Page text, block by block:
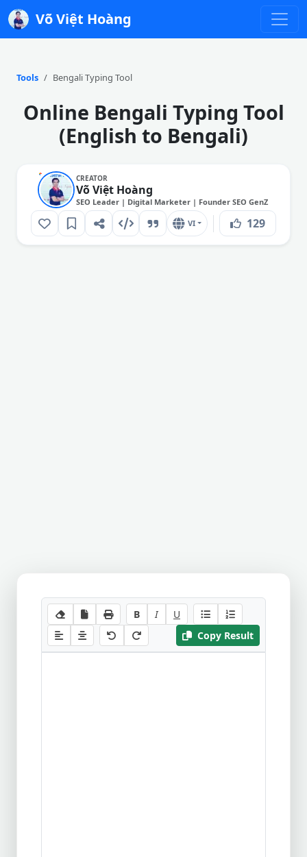
Võ Việt Hoàng
Tools Bengali Typing Tool
Online Bengali Typing Tool
(English to Bengali)
CREATOR
Võ Việt Hoàng
SEO Leader | Digital Marketer | Founder SEO GenZ
VI 129
B I
U
Copy Result